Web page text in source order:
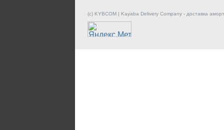
(c) KYBCOM | Kayaba Delivery Company - доставка